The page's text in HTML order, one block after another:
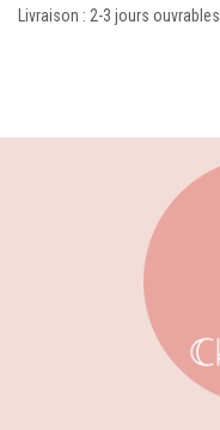
Livraison : 2-3 jours ouvrables